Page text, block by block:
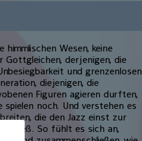
Wesen, keine
Gottgleichen, derjenigen, die
und grenzenlosen
diejenigen, die
Figuren agieren durften,
spielen noch. Und verstehen es
die den Jazz einst zur
ließ. So fühlt es sich an,